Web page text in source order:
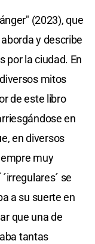
(2023), que
y describe
por la ciudad. En
mitos
de este libro
en
en diversos
muy
se
a su suerte en
que una de
tantas